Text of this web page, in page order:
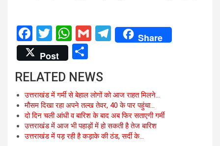
F
a
ce
b
o
o
k
T
wi
tt
er
W
h
at
s
A
p
p
G
T
a
m
Share
Post
h
ar
e
RELATED NEWS
उत्तराखंड में गर्मी से बेहाल लोगों को आज राहत मिलने…
मौसम दिखा रहा अपने तल्ख तेवर, 40 के पार पहुंचा…
दो दिन चली आंधी व बारिश के बाद अब फिर सताएगी गर्मी
उत्तराखंड में आज भी पहाड़ों में हो सकती है तेज बारिश
उत्तराखंड में पड़ रही है कड़ाके की ठंड, सर्दी के…